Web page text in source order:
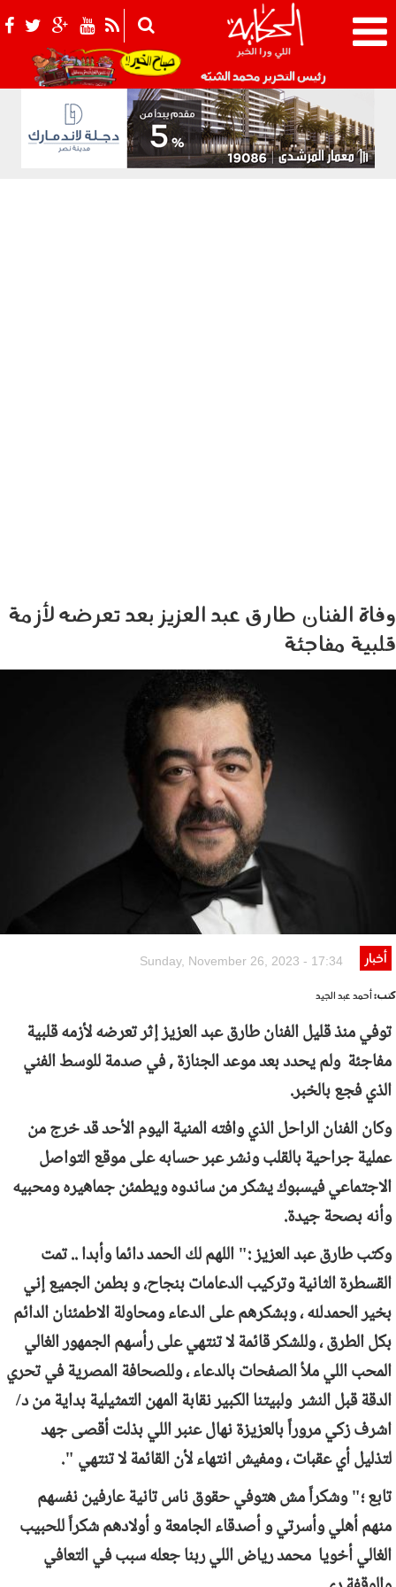
رئيس التحرير محمد الشبّه 021_2.png
وفاة الفنان طارق عبد العزيز بعد تعرضه لأزمة
قلبية مفاجئة
elaosboa54680.jpeg
أخبار Sunday, November 26, 2023 - 17:34
كتب:أحمد عبد الجيد
توفي منذ قليل الفنان طارق عبد العزيز إثر تعرضه لأزمه قلبية
مفاجئة ولم يحدد بعد موعد الجنازة , في صدمة للوسط الفني
الذي فجع بالخبر.
وكان الفنان الراحل الذي وافته المنية اليوم الأحد قد خرج من
عملية جراحية بالقلب ونشر عبر حسابه على موقع التواصل
الاجتماعي فيسبوك يشكر من ساندوه ويطمئن جماهيره ومحبيه
وأنه بصحة جيدة.
وكتب طارق عبد العزيز :" اللهم لك الحمد دائما وأبدا .. تمت
القسطرة الثانية وتركيب الدعامات بنجاح، و بطمن الجميع إني
بخير الحمدلله ، وبشكرهم على الدعاء ومحاولة الاطمئنان الدائم
بكل الطرق ، وللشكر قائمة لا تنتهي على رأسهم الجمهور الغالي
المحب اللي ملأ الصفحات بالدعاء ، وللصحافة المصرية في تحري
الدقة قبل النشر ولبيتنا الكبير نقابة المهن التمثيلية بداية من د/
اشرف زكي مروراً بالعزيزة نهال عنبر اللي بذلت أقصى جهد
لتذليل أي عقبات ، ومفيش انتهاء لأن القائمة لا تنتهي ".
تابع ؛" وشكراً مش هتوفي حقوق ناس تانية عارفين نفسهم
منهم أهلي وأسرتي و أصدقاء الجامعة و أولادهم شكراً للحبيب
الغالي أخويا محمد رياض اللي ربنا جعله سبب في التعافي